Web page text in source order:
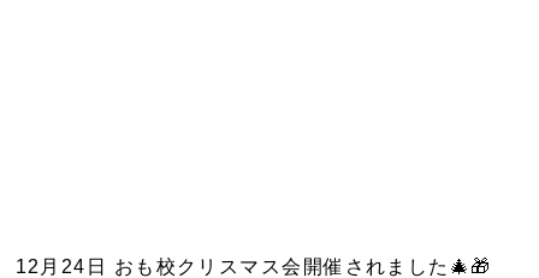
12月24日 おも校クリスマス会開催されました🎄🎁